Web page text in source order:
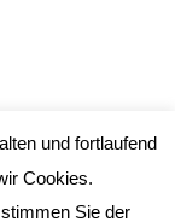
und fortlaufend
Cookies.
Sie der